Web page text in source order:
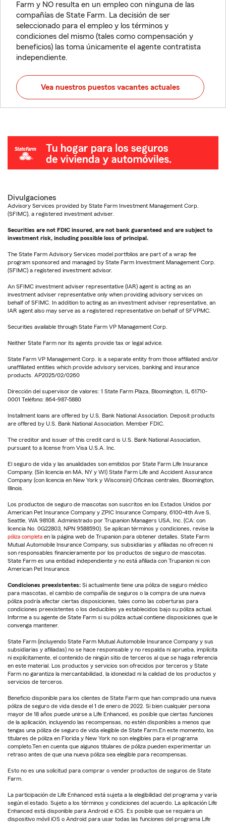
Farm y NO resulta en un empleo con ninguna de las
compañías de State Farm. La decisión de ser
seleccionado para el empleo y los términos y
condiciones del mismo (tales como compensación y
beneficios) las toma únicamente el agente contratista
independiente.
Vea nuestros puestos vacantes actuales
Divulgaciones
Advisory Services provided by State Farm Investment Management Corp.
(SFIMC), a registered investment adviser.
Securities are not FDIC insured, are not bank guaranteed and are subject to
investment risk, including possible loss of principal.
The State Farm Advisory Services model portfolios are part of a wrap fee
program sponsored and managed by State Farm Investment Management Corp.
(SFIMC) a registered investment advisor.
An SFIMC investment adviser representative (IAR) agent is acting as an
investment adviser representative only when providing advisory services on
behalf of SFIMC. In addition to acting as an investment adviser representative, an
IAR agent also may serve as a registered representative on behalf of SFVPMC.
Securities available through State Farm VP Management Corp.
Neither State Farm nor its agents provide tax or legal advice.
State Farm VP Management Corp. is a separate entity from those affiliated and/or
unaffiliated entities which provide advisory services, banking and insurance
products. AP2025/02/0260
Dirección del supervisor de valores: 1 State Farm Plaza, Bloomington, IL 61710-
0001 Teléfono: 864-987-5880
Installment loans are offered by U.S. Bank National Association. Deposit products
are offered by U.S. Bank National Association. Member FDIC.
The creditor and issuer of this credit card is U.S. Bank National Association,
pursuant to a license from Visa U.S.A. Inc.
El seguro de vida y las anualidades son emitidos por State Farm Life Insurance
Company. (Sin licencia en MA, NY y WI) State Farm Life and Accident Assurance
Company (con licencia en New York y Wisconsin) Oficinas centrales, Bloomington,
Illinois.
Los productos de seguro de mascotas son suscritos en los Estados Unidos por
American Pet Insurance Company y ZPIC Insurance Company, 6100-4th Ave S,
Seattle, WA 98108. Administrado por Trupanion Managers USA, Inc. (CA: con
licencia No. 0G22803, NPN 9588590). Se aplican términos y condiciones, revise la
póliza completa en la página web de Trupanion para obtener detalles. State Farm
Mutual Automobile Insurance Company, sus subsidiarias y afiliadas no ofrecen ni
son responsables financieramente por los productos de seguro de mascotas.
State Farm es una entidad independiente y no está afiliada con Trupanion ni con
American Pet Insurance.
Condiciones preexistentes: Si actualmente tiene una póliza de seguro médico
para mascotas, el cambio de compañía de seguros o la compra de una nueva
póliza podría afectar ciertas disposiciones, tales como las coberturas para
condiciones preexistentes o los deducibles ya establecidos bajo su póliza actual.
Informe a su agente de State Farm si su póliza actual contiene disposiciones que le
convenga mantener.
State Farm (incluyendo State Farm Mutual Automobile Insurance Company y sus
subsidiarias y afiliadas) no se hace responsable y no respalda ni aprueba, implícita
ni explícitamente, el contenido de ningún sitio de terceros al que se haga referencia
en este material. Los productos y servicios son ofrecidos por terceros y State
Farm no garantiza la mercantabilidad, la idoneidad ni la calidad de los productos y
servicios de terceros.
Beneficio disponible para los clientes de State Farm que han comprado una nueva
póliza de seguro de vida desde el 1 de enero de 2022. Si bien cualquier persona
mayor de 18 años puede unirse a Life Enhanced, es posible que ciertas funciones
de la aplicación, incluyendo las recompensas, no estén disponibles a menos que
tengas una póliza de seguro de vida elegible de State Farm.En este momento, los
titulares de póliza en Florida y New York no son elegibles para el programa
completo.Ten en cuenta que algunos titulares de póliza pueden experimentar un
retraso antes de que una nueva póliza sea elegible para recompensas.
Esto no es una solicitud para comprar o vender productos de seguros de State
Farm.
La participación de Life Enhanced está sujeta a la elegibilidad del programa y varía
según el estado. Sujeto a los términos y condiciones del acuerdo. La aplicación Life
Enhanced está disponible para Android e iOS. Es posible que se requiera un
dispositivo móvil iOS o Android para usar todas las funciones del programa Life